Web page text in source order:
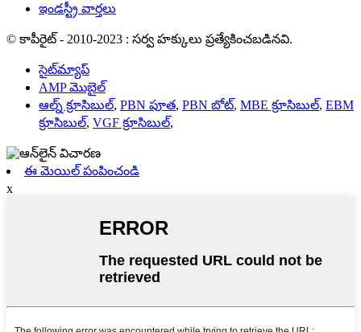
ఇండస్ట్రీ వార్తలు
© కాపీరైట్ - 2010-2023 : సర్వ హక్కులు ప్రత్యేకించబడినవి.
సైట్‌మ్యాప్
AMP మొబైల్
ఆల్న్ క్రూసిబుల్, PBN పూత, PBN బోట్, MBE క్రూసిబుల్, EBM
క్రూసిబుల్, VGF క్రూసిబుల్,
ఈ మెయిల్ పంపించండి
x